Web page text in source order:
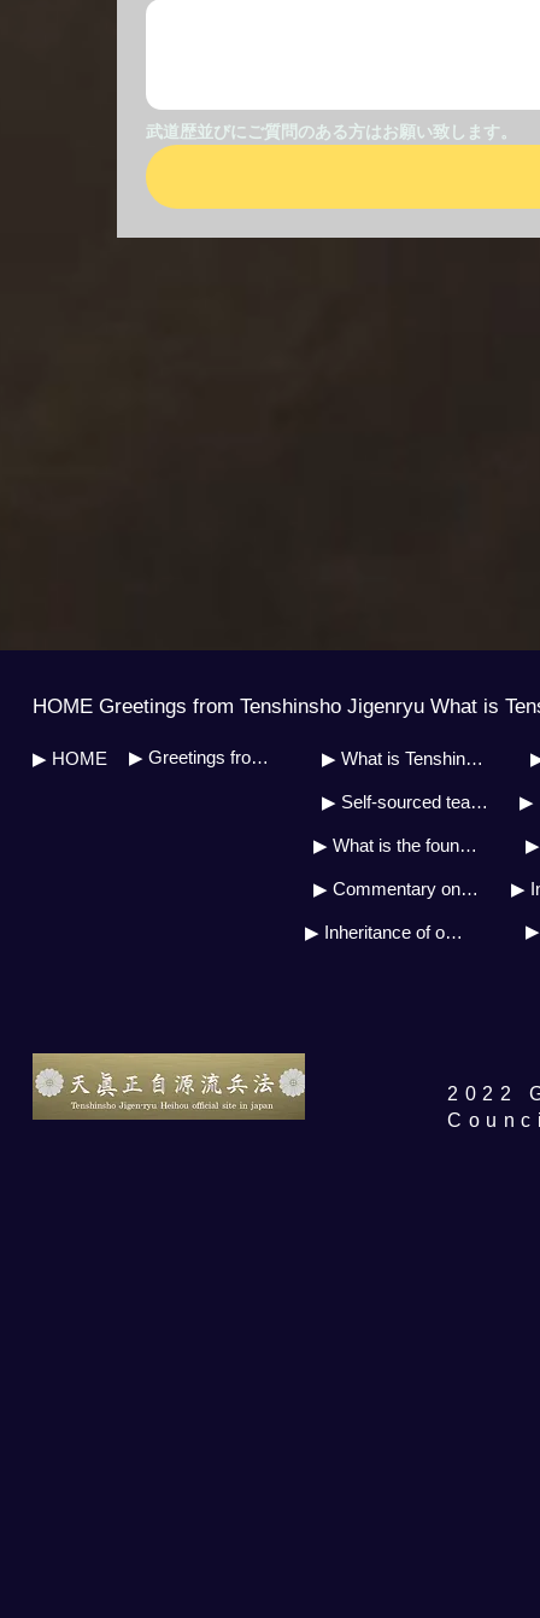
武道歴並びにご質問のある方はお願い致します。
HOME Greetings from Tenshinsho Jigenryu What is
▶ HOME ▶ Greetings from Soh Master ▶ What is Tenshinsho Jigenryu?
▶ Self-sourced teaching system
▶ What is the founder&#39;s doctrine?
▶ Commentary on the military art biography
▶ Inheritance of own source
▶
​2022